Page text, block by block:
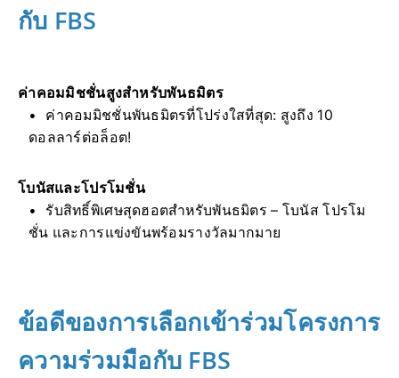
กับ FBS
ค่าคอมมิชชั่นสูงสำหรับพันธมิตร
ค่าคอมมิชชั่นพันธมิตรที่โปร่งใสที่สุด: สูงถึง 10
ดอลลาร์ต่อล็อต!
โบนัสและโปรโมชั่น
รับสิทธิ์พิเศษสุดฮอตสำหรับพันธมิตร – โบนัส โปรโม
ชั่น และการแข่งขันพร้อมรางวัลมากมาย
ข้อดีของการเลือกเข้าร่วมโครงการ
ความร่วมมือกับ FBS